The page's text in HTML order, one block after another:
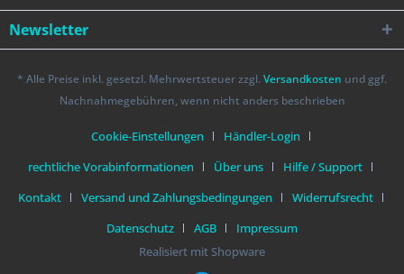
Newsletter
* Alle Preise inkl. gesetzl. Mehrwertsteuer zzgl. Versandkosten und ggf.
Nachnahmegebühren, wenn nicht anders beschrieben
Cookie-Einstellungen
Händler-Login
rechtliche Vorabinformationen
Über uns
Hilfe / Support
Kontakt
Versand und Zahlungsbedingungen
Widerrufsrecht
Datenschutz
AGB
Impressum
Realisiert mit Shopware